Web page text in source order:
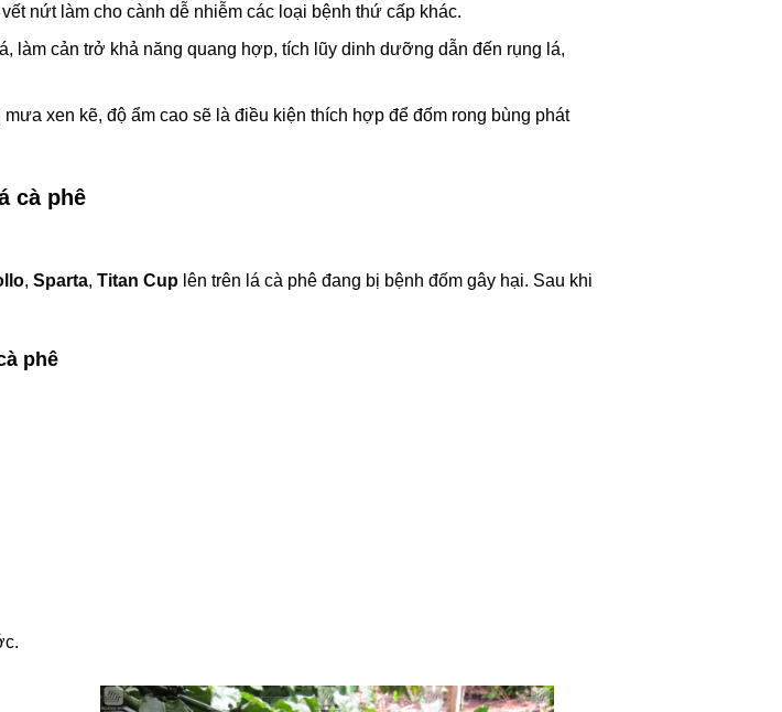
nứt làm cho cành dễ nhiễm các loại bệnh thứ cấp khác.
làm cản trở khả năng quang hợp, tích lũy dinh dưỡng dẫn đến rụng lá,
xen kẽ, độ ẩm cao sẽ là điều kiện thích hợp để đốm rong bùng phát
cà phê
,Sparta, Titan Cup lên trên lá cà phê đang bị bệnh đốm gây hại. Sau khi
phê